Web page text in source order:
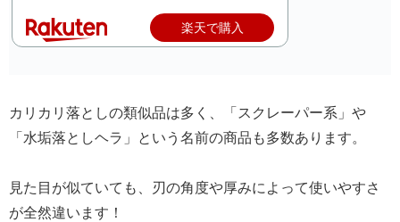
楽天で購入
カリカリ落としの類似品は多く、「スクレーパー系」や
「水垢落としヘラ」という名前の商品も多数あります。
見た目が似ていても、刃の角度や厚みによって使いやすさ
が全然違います！